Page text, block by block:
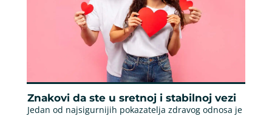
Znakovi da ste u sretnoj i stabilnoj vezi
Jedan od najsigurnijih pokazatelja zdravog odnosa je